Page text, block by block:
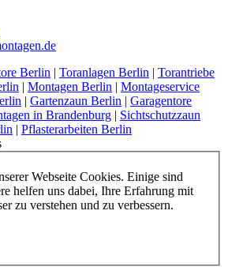
Berlin | Toranlagen Berlin | Torantriebe
| Montagen Berlin | Montageservice
| Gartenzaun Berlin | Garagentore
in Brandenburg | Sichtschutzzaun
| Pflasterarbeiten Berlin
Webseite Cookies. Einige sind
helfen uns dabei, Ihre Erfahrung mit
zu verstehen und zu verbessern.